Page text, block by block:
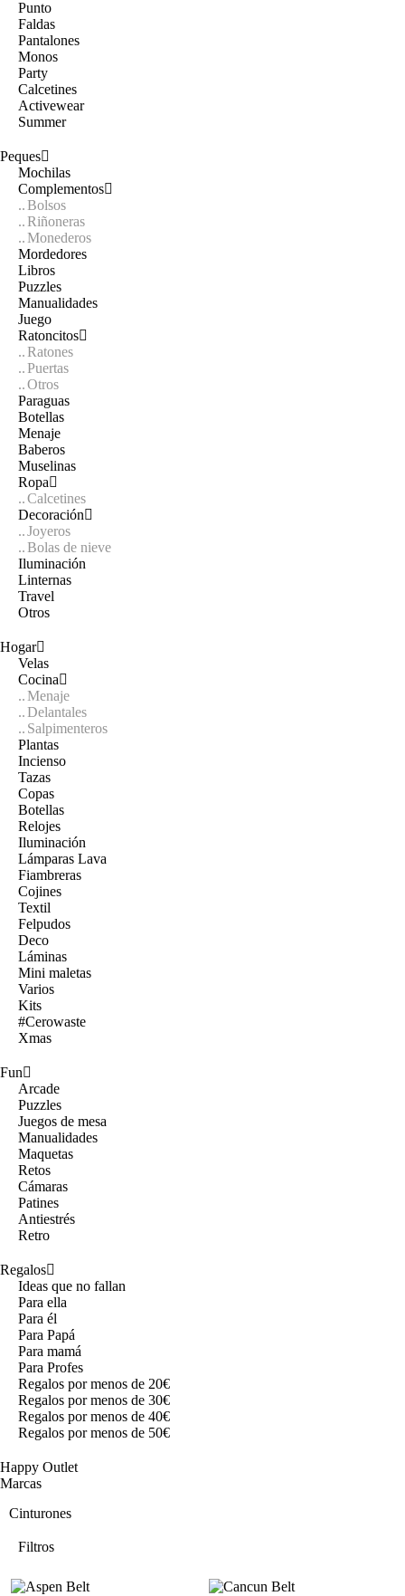
Punto
Faldas
Pantalones
Monos
Party
Calcetines
Activewear
Summer
Peques
Mochilas
Complementos
Bolsos
Riñoneras
Monederos
Mordedores
Libros
Puzzles
Manualidades
Juego
Ratoncitos
Ratones
Puertas
Otros
Paraguas
Botellas
Menaje
Baberos
Muselinas
Ropa
Calcetines
Decoración
Joyeros
Bolas de nieve
Iluminación
Linternas
Travel
Otros
Hogar
Velas
Cocina
Menaje
Delantales
Salpimenteros
Plantas
Incienso
Tazas
Copas
Botellas
Relojes
Iluminación
Lámparas Lava
Fiambreras
Cojines
Textil
Felpudos
Deco
Láminas
Mini maletas
Varios
Kits
#Cerowaste
Xmas
Fun
Arcade
Puzzles
Juegos de mesa
Manualidades
Maquetas
Retos
Cámaras
Patines
Antiestrés
Retro
Regalos
Ideas que no fallan
Para ella
Para él
Para Papá
Para mamá
Para Profes
Regalos por menos de 20€
Regalos por menos de 30€
Regalos por menos de 40€
Regalos por menos de 50€
Happy Outlet
Marcas
Cinturones
Filtros